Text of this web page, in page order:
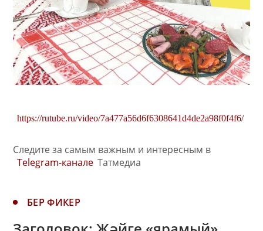
https://rutube.ru/video/7a477a56d6f6308641d4de2a98f0f4f6/
Следите за самым важным и интересным в
Telegram-канале Татмедиа
БЕР ФИКЕР